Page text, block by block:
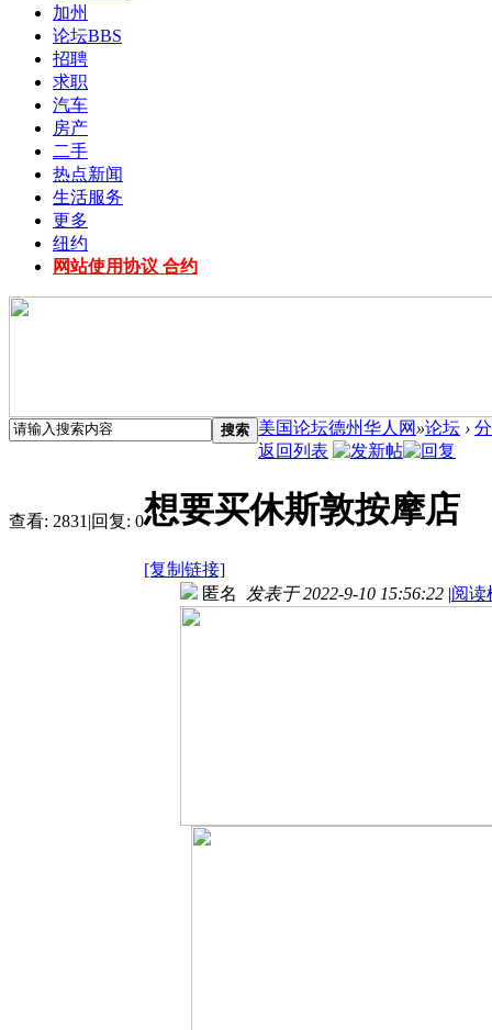
加州
论坛BBS
招聘
求职
汽车
房产
二手
热点新闻
生活服务
更多
纽约
网站使用协议 合约
搜索 美国论坛德州华人网 »论坛 ›
返回列表
查看: 2831 |回复: 0想要买休斯敦按摩店
[复制链接]
匿名 发表于 2022-9-10 15:56:22 |阅读